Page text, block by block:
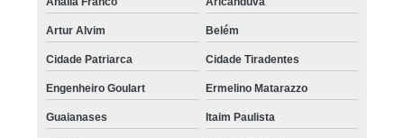
Artur Alvim Belém
Cidade Patriarca Cidade Tiradentes
Engenheiro Goulart Ermelino Matarazzo
Guaianases Itaim Paulista